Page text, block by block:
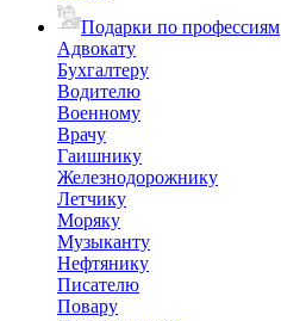
Подарки по профессиям
Адвокату
Бухгалтеру
Водителю
Военному
Врачу
Гаишнику
Железнодорожнику
Летчику
Моряку
Музыканту
Нефтянику
Писателю
Повару